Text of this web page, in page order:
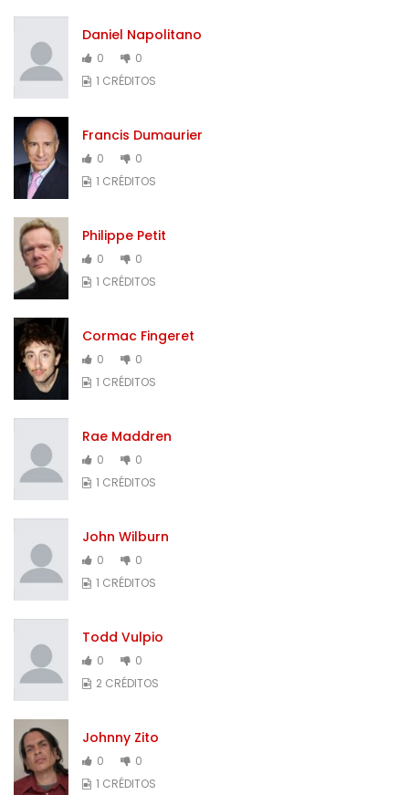
Daniel Napolitano
0
0
1 CRÉDITOS
Francis Dumaurier
0
0
1 CRÉDITOS
Philippe Petit
0
0
1 CRÉDITOS
Cormac Fingeret
0
0
1 CRÉDITOS
Rae Maddren
0
0
1 CRÉDITOS
John Wilburn
0
0
1 CRÉDITOS
Todd Vulpio
0
0
2 CRÉDITOS
Johnny Zito
0
0
1 CRÉDITOS